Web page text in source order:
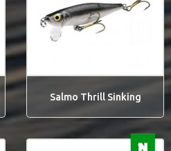
Salmo Thrill Sinking